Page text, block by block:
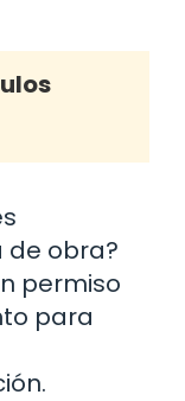
de obra?
permiso
para